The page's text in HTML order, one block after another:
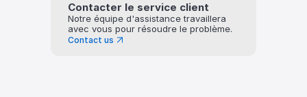
Contacter le service client
Notre équipe d'assistance travaillera
avec vous pour résoudre le problème.
Contact us